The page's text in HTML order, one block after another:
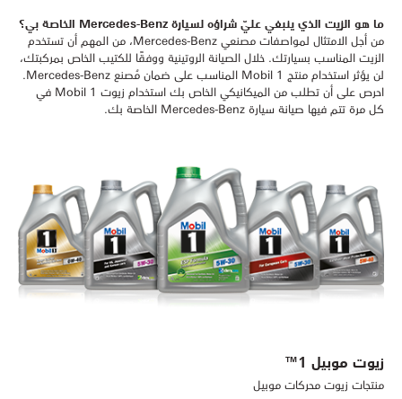
ما هو الزيت الذي ينبغي عليّ شراؤه لسيارة Mercedes-Benz الخاصة بي؟
من أجل الامتثال لمواصفات مصنعي Mercedes-Benz، من المهم أن تستخدم
الزيت المناسب بسيارتك. خلال الصيانة الروتينية ووفقًا للكتيب الخاص بمركبتك،
لن يؤثر استخدام منتج Mobil 1 المناسب على ضمان مُصنع Mercedes-Benz.
احرص على أن تطلب من الميكانيكي الخاص بك استخدام زيوت Mobil 1 في
كل مرة تتم فيها صيانة سيارة Mercedes-Benz الخاصة بك.
زيوت موبيل 1™
منتجات زيوت محركات موبيل